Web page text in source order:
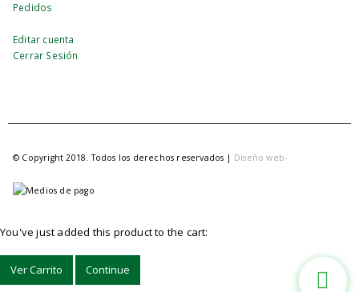
Pedidos
Editar cuenta
Cerrar Sesión
© Copyright 2018. Todos los derechos reservados | Diseño web-
You've just added this product to the cart:
Ver Carrito Continue